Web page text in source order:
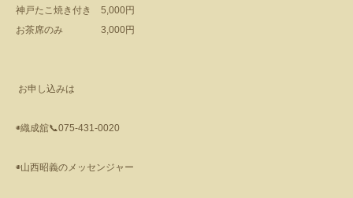
神戸たこ焼き付き 5,000円
お茶席のみ 3,000円
お申し込みは
◉織成舘📞075-431-0020
◉山西昭義のメッセンジャー